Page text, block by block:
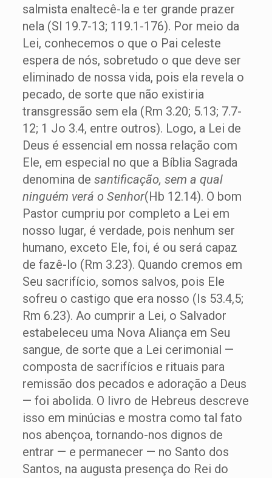
salmista enaltecê-la e ter grande prazer
nela (Sl 19.7-13; 119.1-176). Por meio da
Lei, conhecemos o que o Pai celeste
espera de nós, sobretudo o que deve ser
eliminado de nossa vida, pois ela revela o
pecado, de sorte que não existiria
transgressão sem ela (Rm 3.20; 5.13; 7.7-
12; 1 Jo 3.4, entre outros). Logo, a Lei de
Deus é essencial em nossa relação com
Ele, em especial no que a Bíblia Sagrada
denomina de santificação, sem a qual
ninguém verá o Senhor(Hb 12.14). O bom
Pastor cumpriu por completo a Lei em
nosso lugar, é verdade, pois nenhum ser
humano, exceto Ele, foi, é ou será capaz
de fazê-lo (Rm 3.23). Quando cremos em
Seu sacrifício, somos salvos, pois Ele
sofreu o castigo que era nosso (Is 53.4,5;
Rm 6.23). Ao cumprir a Lei, o Salvador
estabeleceu uma Nova Aliança em Seu
sangue, de sorte que a Lei cerimonial —
composta de sacrifícios e rituais para
remissão dos pecados e adoração a Deus
— foi abolida. O livro de Hebreus descreve
isso em minúcias e mostra como tal fato
nos abençoa, tornando-nos dignos de
entrar — e permanecer — no Santo dos
Santos, na augusta presença do Rei do